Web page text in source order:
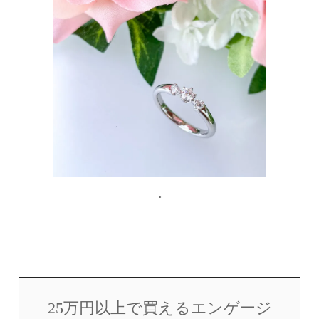
.
25万円以上で買えるエンゲージ